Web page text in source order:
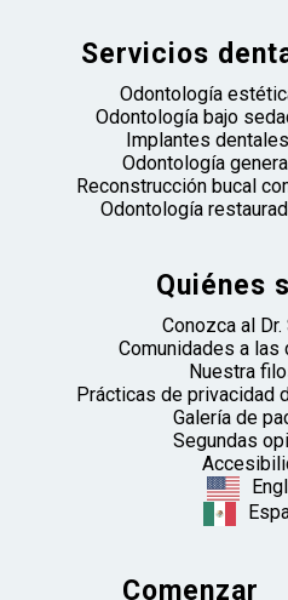
Servicios
Odontología
Odontología bajo
Implantes dentales
Odontología general
Reconstrucción bucal
Odontología
Quiénes
Conozca al
Comunidades a las
Nuestra
Prácticas de privacidad
Galería de
Segundas
Comenzar